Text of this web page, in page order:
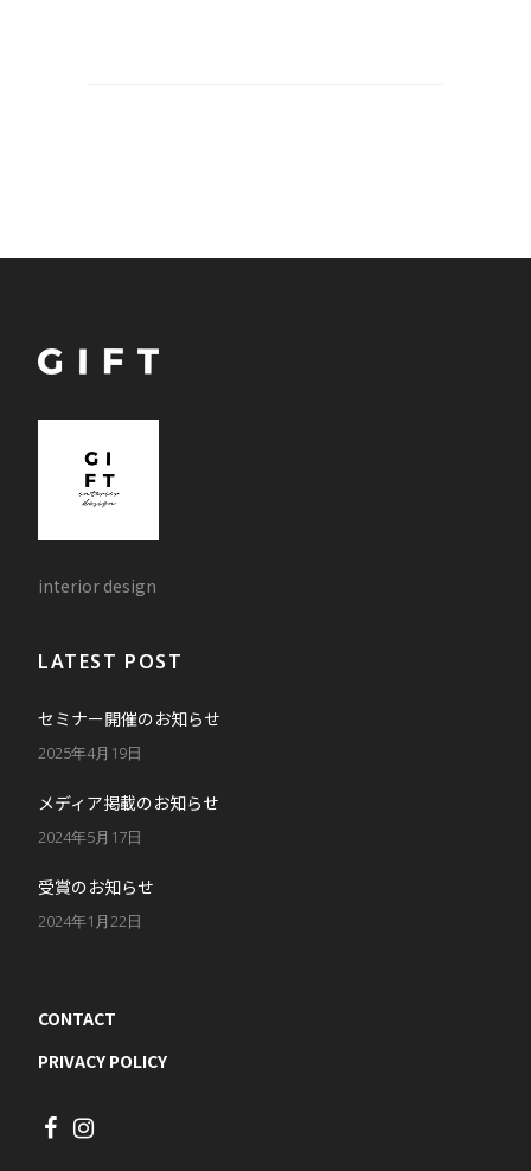
interior design
LATEST POST
セミナー開催のお知らせ
2025年4月19日
メディア掲載のお知らせ
2024年5月17日
受賞のお知らせ
2024年1月22日
CONTACT
PRIVACY POLICY